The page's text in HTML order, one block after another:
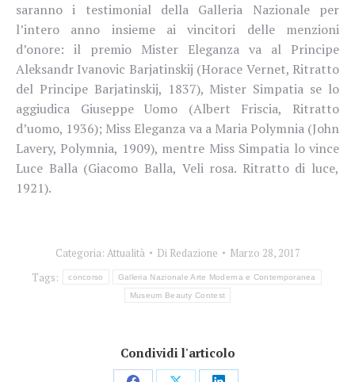
saranno i testimonial della Galleria Nazionale per
l’intero anno insieme ai vincitori delle menzioni
d’onore: il premio Mister Eleganza va al Principe
Aleksandr Ivanovic Barjatinskij (Horace Vernet, Ritratto
del Principe Barjatinskij, 1837), Mister Simpatia se lo
aggiudica Giuseppe Uomo (Albert Friscia, Ritratto
d’uomo, 1936); Miss Eleganza va a Maria Polymnia (John
Lavery, Polymnia, 1909), mentre Miss Simpatia lo vince
Luce Balla (Giacomo Balla, Veli rosa. Ritratto di luce,
1921).
Categoria: Attualità Di Redazione
Marzo 28, 2017
Tags:
concorso Galleria Nazionale Arte Moderna e Contemporanea
Museum Beauty Contest
Condividi l'articolo